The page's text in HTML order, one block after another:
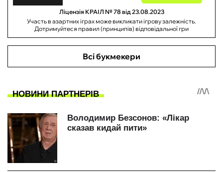
Ліцензія КРАІЛ № 78 від 23.08.2023
Участь в азартних іграх може викликати ігрову залежність.
Дотримуйтеся правил (принципів) відповідальної гри
Всі букмекери